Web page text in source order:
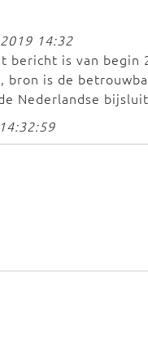
14:32
bericht is van
bron is de
Nederlandse